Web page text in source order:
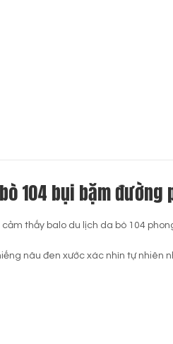
104 bụi bặm đường
thấy balo du lịch da bò 104
nâu đen xước xác nhìn tự nhiên